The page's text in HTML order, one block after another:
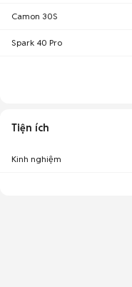
Camon 30S
Spark 40 Pro
Tiện ích
Kinh nghiệm